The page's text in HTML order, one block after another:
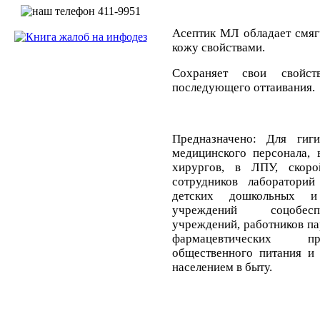
Асептик МЛ обладает
кожу свойствами.
Сохраняет свои
последующего оттаивания.
Предназначено: Для
медицинского
хирургов, в ЛПУ,
сотрудников
детских дошкольных
учреждений
учреждений, работников
фармацевтических
общественного питания
населением в быту.